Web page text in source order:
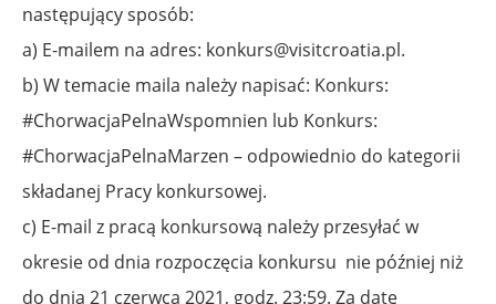
następujący sposób:
a) E-mailem na adres: konkurs@visitcroatia.pl.
b) W temacie maila należy napisać: Konkurs:
#ChorwacjaPelnaWspomnien lub Konkurs:
#ChorwacjaPelnaMarzen – odpowiednio do kategorii
składanej Pracy konkursowej.
c) E-mail z pracą konkursową należy przesyłać w
okresie od dnia rozpoczęcia konkursu nie później niż
do dnia 21 czerwca 2021, godz. 23:59. Za datę